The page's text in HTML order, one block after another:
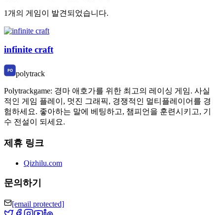
1개의 게임이 발견되었습니다.
infinite craft
polytrack
Polytrackgame: 경마 애호가를 위한 최고의 레이싱 게임. 사실
적인 게임 플레이, 멋진 그래픽, 경쟁적인 멀티플레이어를 경
험하세요. 좋아하는 말에 베팅하고, 챔피언을 훈련시키고, 기
수 전설이 되세요.
제휴 링크
Qizhilu.com
문의하기
[email protected]